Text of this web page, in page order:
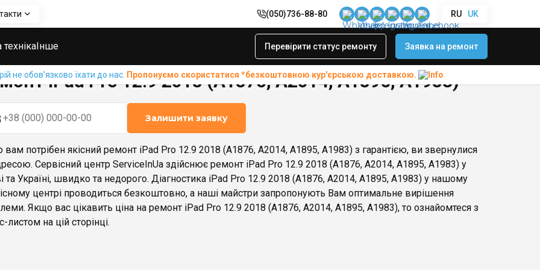
(050)736-88-80 RU UK
Інше Перевірити статус ремонту Заявка на ремонт
не обов'язково їхати до нас. Пропонуємо скористатися *безкоштовною кур'єрською доставкою.
A2014, A1895, A1983)
iPad Pro 12.9 2018 (A1876, A2014, A1895, A1983)
Залишити заявку
потрібен якісний ремонт iPad Pro 12.9 2018 (A1876, A2014, A1895, A1983) з гарантією, ви звернулися
Сервісний центр ServiceInUa здійснює ремонт iPad Pro 12.9 2018 (A1876, A2014, A1895, A1983) у
та Україні, швидко та недорого. Діагностика iPad Pro 12.9 2018 (A1876, A2014, A1895, A1983) у нашому
центрі проводиться безкоштовно, а наші майстри запропонують Вам оптимальне вирішення
Якщо вас цікавить ціна на ремонт iPad Pro 12.9 2018 (A1876, A2014, A1895, A1983), то ознайомтеся з
листом на цій сторінці.